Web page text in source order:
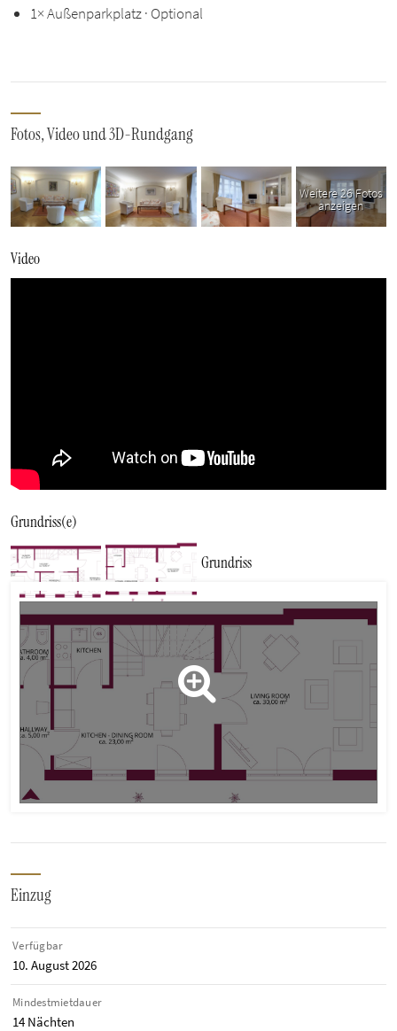
1× Außenparkplatz · Optional
Fotos, Video und 3D-Rundgang
Weitere 26 Fotos
anzeigen
Video
Grundriss(e)
Grundriss
Einzug
Verfügbar
10. August 2026
Mindestmietdauer
14 Nächten